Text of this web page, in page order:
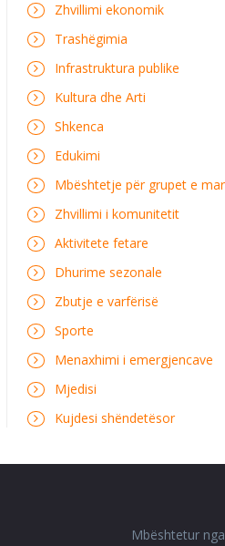
Zhvillimi ekonomik
Trashëgimia
Infrastruktura publike
Kultura dhe Arti
Shkenca
Edukimi
Mbështetje për grupet e
Zhvillimi i komunitetit
Aktivitete fetare
Dhurime sezonale
Zbutje e varfërisë
Sporte
Menaxhimi i emergjencave
Mjedisi
Kujdesi shëndetësor
Mbështetur nga